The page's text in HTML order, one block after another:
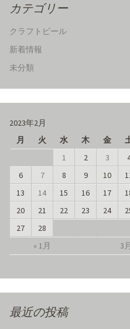
カテゴリー
クラフトビール
新着情報
未分類
2023年2月
月
火 水 木 金
« 1月 3
1 2 3
6
7 8 9 10
13
14 15 16 17
20
21 22 23 24
27
28
最近の投稿